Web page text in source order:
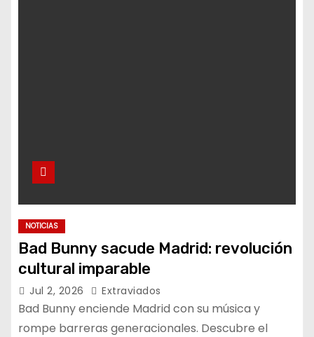
NOTICIAS
Bad Bunny sacude Madrid: revolución
cultural imparable
Jul 2, 2026 Extraviados
Bad Bunny enciende Madrid con su música y
rompe barreras generacionales. Descubre el